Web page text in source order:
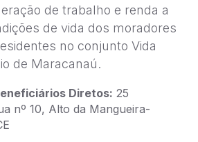
de trabalho e renda a
de vida dos moradores
no conjunto Vida
de Maracanaú.
Diretos: 25
nº 10, Alto da Mangueira-